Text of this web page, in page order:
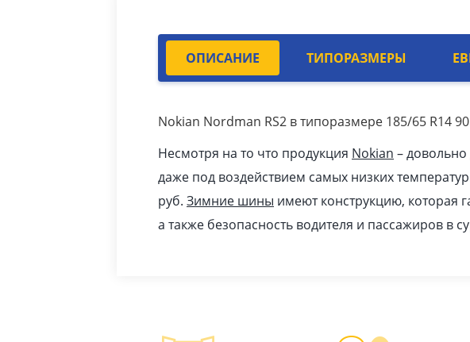
ОПИСАНИЕ ТИПОРАЗМЕРЫ
Nokian Nordman RS2 в типоразмере 185/65 R14 90
Несмотря на то что продукция Nokian – довольно
даже под воздействием самых низких
pуб. Зимние шины имеют конструкцию, которая
а также безопасность водителя и пассажиров в